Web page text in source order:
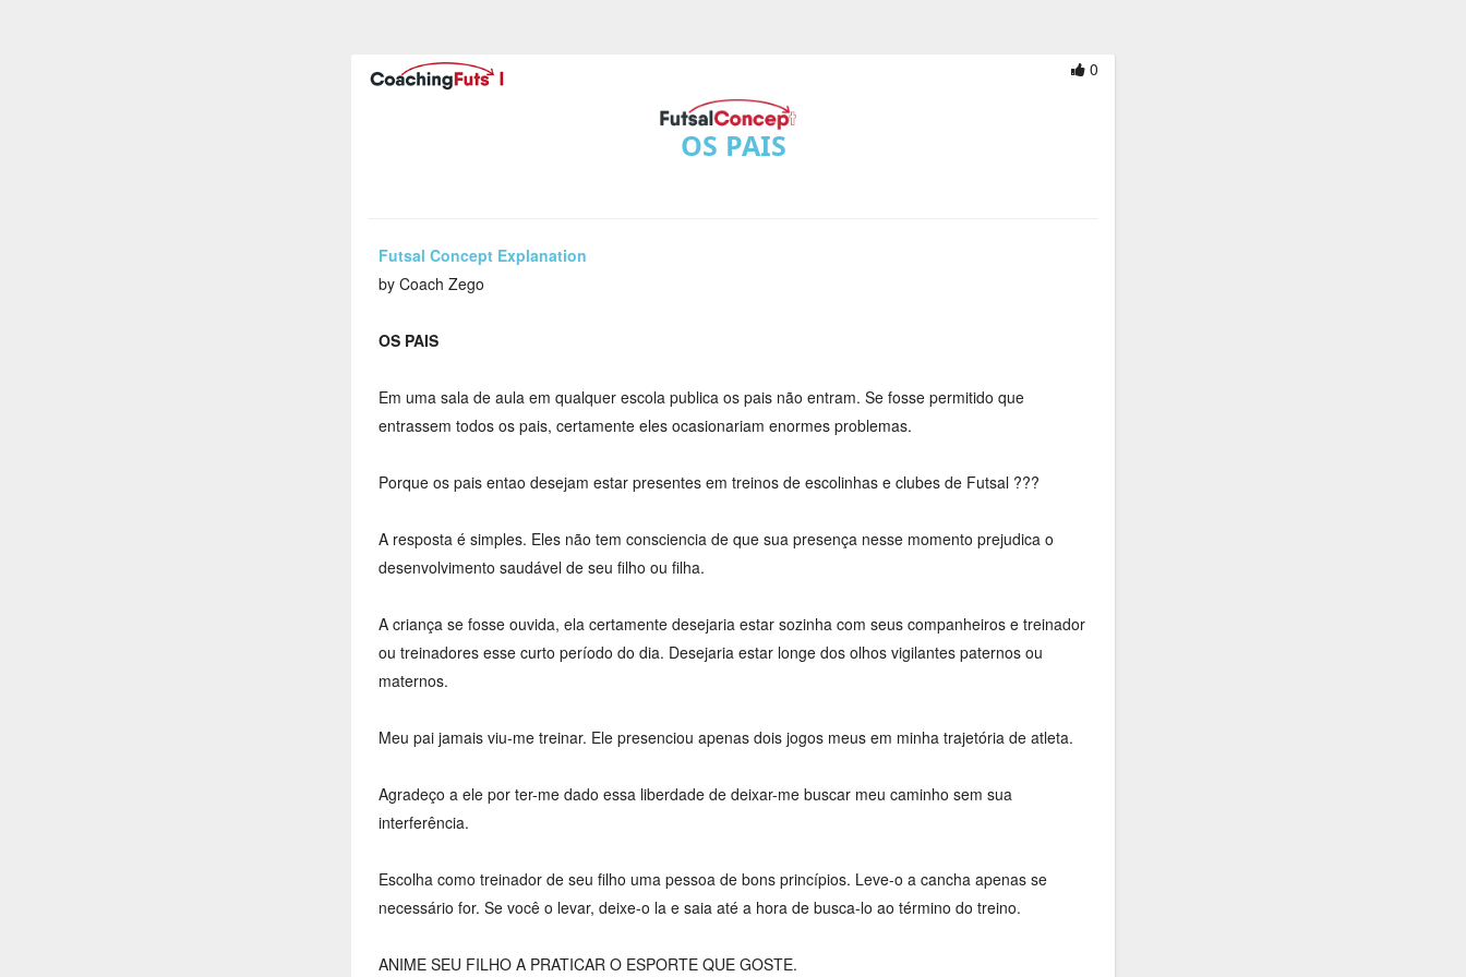
0
OS PAIS
Futsal Concept Explanation
by Coach Zego
OS PAIS
Em uma sala de aula em qualquer escola publica os pais não entram. Se fosse permitido que
entrassem todos os pais, certamente eles ocasionariam enormes problemas.
Porque os pais entao desejam estar presentes em treinos de escolinhas e clubes de Futsal ???
A resposta é simples. Eles não tem consciencia de que sua presença nesse momento prejudica o
desenvolvimento saudável de seu filho ou filha.
A criança se fosse ouvida, ela certamente desejaria estar sozinha com seus companheiros e treinador
ou treinadores esse curto período do dia. Desejaria estar longe dos olhos vigilantes paternos ou
maternos.
Meu pai jamais viu-me treinar. Ele presenciou apenas dois jogos meus em minha trajetória de atleta.
Agradeço a ele por ter-me dado essa liberdade de deixar-me buscar meu caminho sem sua
interferência.
Escolha como treinador de seu filho uma pessoa de bons princípios. Leve-o a cancha apenas se
necessário for. Se você o levar, deixe-o la e saia até a hora de busca-lo ao término do treino.
ANIME SEU FILHO A PRATICAR O ESPORTE QUE GOSTE.